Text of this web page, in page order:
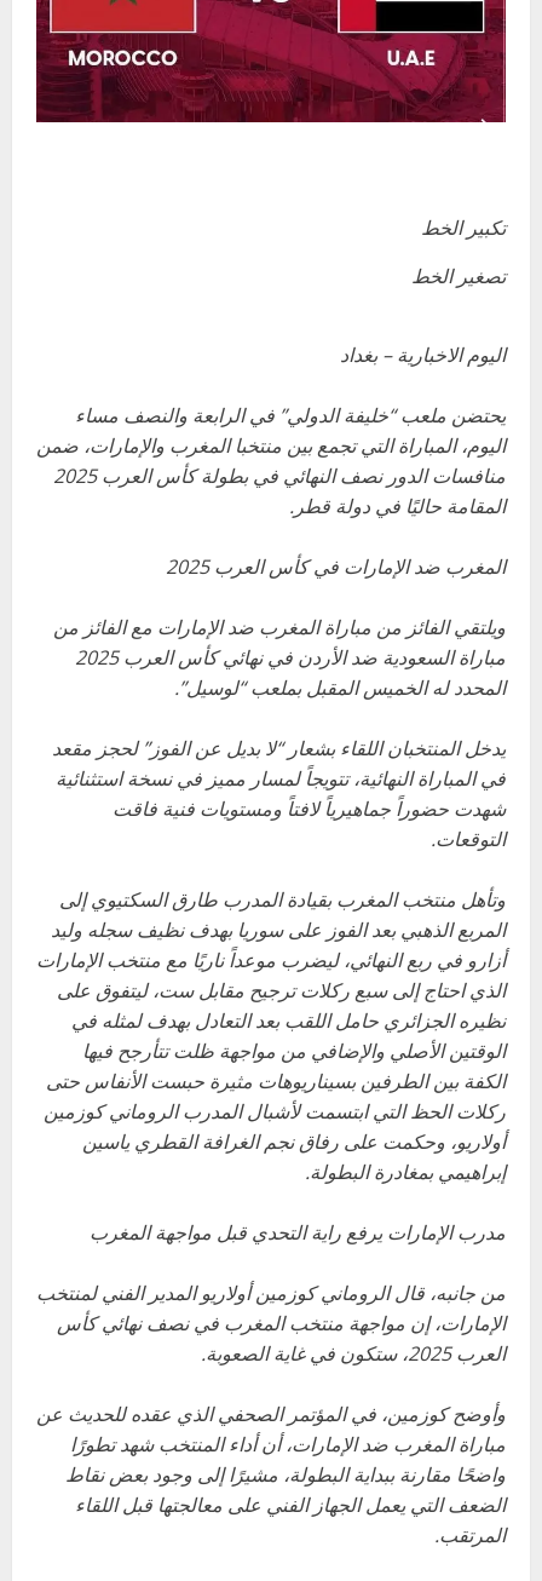
تكبير الخط
تصغير الخط
اليوم الاخبارية – بغداد
يحتضن ملعب “خليفة الدولي” في الرابعة والنصف مساء
اليوم، المباراة التي تجمع بين منتخبا المغرب والإمارات، ضمن
منافسات الدور نصف النهائي في بطولة كأس العرب 2025
المقامة حاليًا في دولة قطر.
المغرب ضد الإمارات في كأس العرب 2025
ويلتقي الفائز من مباراة المغرب ضد الإمارات مع الفائز من
مباراة السعودية ضد الأردن في نهائي كأس العرب 2025
المحدد له الخميس المقبل بملعب “لوسيل”.
يدخل المنتخبان اللقاء بشعار “لا بديل عن الفوز” لحجز مقعد
في المباراة النهائية، تتويجاً لمسار مميز في نسخة استثنائية
شهدت حضوراً جماهيرياً لافتاً ومستويات فنية فاقت
التوقعات.
وتأهل منتخب المغرب بقيادة المدرب طارق السكتيوي إلى
المربع الذهبي بعد الفوز على سوريا بهدف نظيف سجله وليد
أزارو في ربع النهائي، ليضرب موعداً ناريًا مع منتخب الإمارات
الذي احتاج إلى سبع ركلات ترجيح مقابل ست، ليتفوق على
نظيره الجزائري حامل اللقب بعد التعادل بهدف لمثله في
الوقتين الأصلي والإضافي من مواجهة ظلت تتأرجح فيها
الكفة بين الطرفين بسيناريوهات مثيرة حبست الأنفاس حتى
ركلات الحظ التي ابتسمت لأشبال المدرب الروماني كوزمين
أولاريو، وحكمت على رفاق نجم الغرافة القطري ياسين
إبراهيمي بمغادرة البطولة.
مدرب الإمارات يرفع راية التحدي قبل مواجهة المغرب
من جانبه، قال الروماني كوزمين أولاريو المدير الفني لمنتخب
الإمارات، إن مواجهة منتخب المغرب في نصف نهائي كأس
العرب 2025، ستكون في غاية الصعوبة.
وأوضح كوزمين، في المؤتمر الصحفي الذي عقده للحديث عن
مباراة المغرب ضد الإمارات، أن أداء المنتخب شهد تطورًا
واضحًا مقارنة ببداية البطولة، مشيرًا إلى وجود بعض نقاط
الضعف التي يعمل الجهاز الفني على معالجتها قبل اللقاء
المرتقب.